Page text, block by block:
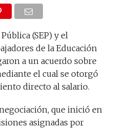
(SEP) y el
de la Educación
a un acuerdo sobre
el cual se otorgó
directo al salario.
que inició en
asignadas por